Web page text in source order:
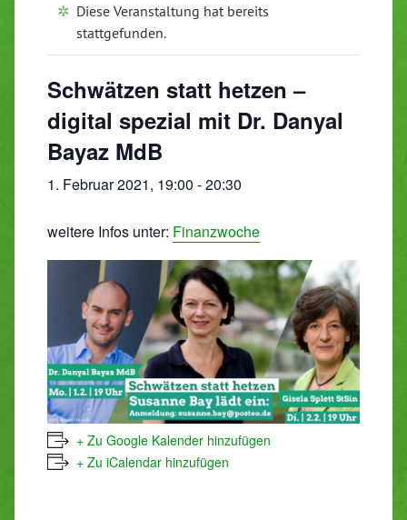
Diese Veranstaltung hat bereits
stattgefunden.
Schwätzen statt hetzen –
digital spezial mit Dr. Danyal
Bayaz MdB
1. Februar 2021, 19:00 -20:30
weitere Infos unter: Finanzwoche
+ Zu Google Kalender hinzufügen
+ Zu iCalendar hinzufügen